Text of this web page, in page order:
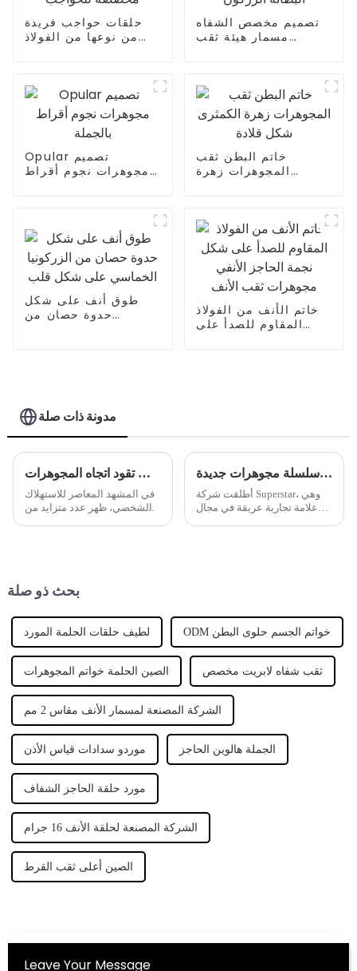
حلقات حواجب فريدة
من نوعها من الفولاذ
تصميم مخصص الشفاه
مسمار هيئة ثقب
Opular تصميم
مجوهرات نجوم أقراط
خاتم البطن ثقب
المجوهرات زهرة
طوق أنف على شكل
حدوة حصان من
خاتم الأنف من الفولاذ
المقاوم للصدأ على
مدونة ذات صلة
العلامة التجارية الجديدة للثقب تقود اتجاه المجوهرات
في المشهد المعاصر للاستهلاك
الشخصي، ظهر عدد متزايد من
المزيج المثالي بين التقليد والحداثة - تطلق العلامة التجارية العريقة للثقب سلسلة مجوهرات جديدة
أطلقت شركة Superstar، وهي
علامة تجارية عريقة في مجال
بحث ذو صلة
لطيف حلقات الحلمة المورد ODM خواتم الجسم حلوى البطن
الصين الحلمة خواتم المجوهرات ثقب شفاه لابريت مخصص
الشركة المصنعة لمسمار الأنف مقاس 2 مم
موردو سدادات قياس الأذن الجملة هالوين الحاجز
مورد حلقة الحاجز الشفاف
الشركة المصنعة لحلقة الأنف 16 جرام
الصين أعلى ثقب القرط
Leave Your Message